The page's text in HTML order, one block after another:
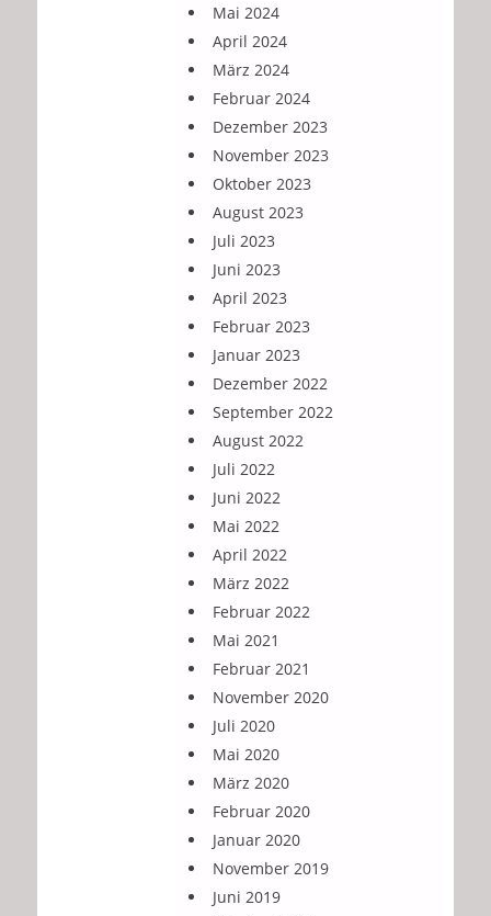
Mai 2024
April 2024
März 2024
Februar 2024
Dezember 2023
November 2023
Oktober 2023
August 2023
Juli 2023
Juni 2023
April 2023
Februar 2023
Januar 2023
Dezember 2022
September 2022
August 2022
Juli 2022
Juni 2022
Mai 2022
April 2022
März 2022
Februar 2022
Mai 2021
Februar 2021
November 2020
Juli 2020
Mai 2020
März 2020
Februar 2020
Januar 2020
November 2019
Juni 2019